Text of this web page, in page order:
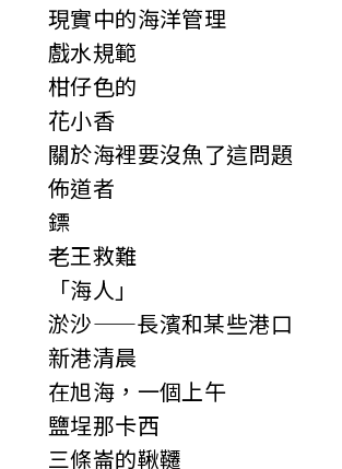
現實中的海洋管理
戲水規範
柑仔色的
花小香
關於海裡要沒魚了這問題
佈道者
鏢
老王救難
「海人」
淤沙——長濱和某些港口
新港清晨
在旭海，一個上午
鹽埕那卡西
三條崙的鞦韆